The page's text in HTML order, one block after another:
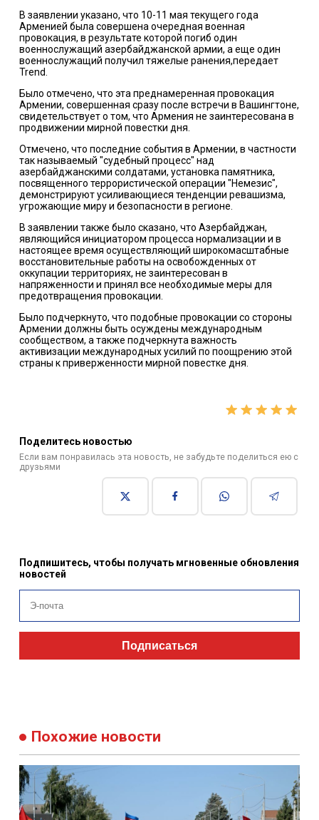
В заявлении указано, что 10-11 мая текущего года
Арменией была совершена очередная военная
провокация, в результате которой погиб один
военнослужащий азербайджанской армии, а еще один
военнослужащий получил тяжелые ранения,передает
Trend.
Было отмечено, что эта преднамеренная провокация
Армении, совершенная сразу после встречи в Вашингтоне,
свидетельствует о том, что Армения не заинтересована в
продвижении мирной повестки дня.
Отмечено, что последние события в Армении, в частности
так называемый "судебный процесс" над
азербайджанскими солдатами, установка памятника,
посвященного террористической операции "Немезис",
демонстрируют усиливающиеся тенденции ревашизма,
угрожающие миру и безопасности в регионе.
В заявлении также было сказано, что Азербайджан,
являющийся инициатором процесса нормализации и в
настоящее время осуществляющий широкомасштабные
восстановительные работы на освобожденных от
оккупации территориях, не заинтересован в
напряженности и принял все необходимые меры для
предотвращения провокации.
Было подчеркнуто, что подобные провокации со стороны
Армении должны быть осуждены международным
сообществом, а также подчеркнута важность
активизации международных усилий по поощрению этой
страны к приверженности мирной повестке дня.
Поделитесь новостью
Если вам понравилась эта новость, не забудьте поделиться ею с
друзьями
Подпишитесь, чтобы получать мгновенные обновления
новостей
Подписаться
Похожие новости